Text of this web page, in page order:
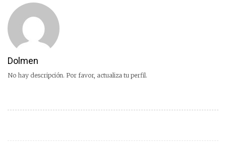
Dolmen
No hay descripción. Por favor, actualiza tu perfil.